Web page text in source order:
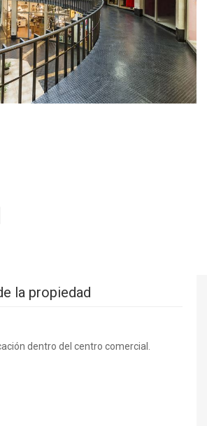
la propiedad
dentro del centro comercial.